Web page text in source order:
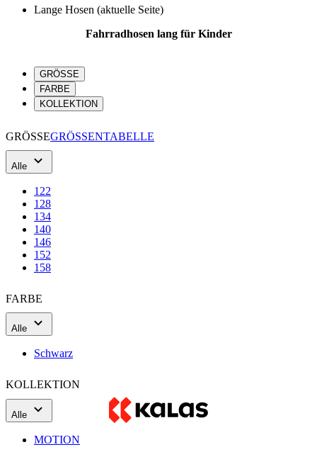
GRÖSSE
GRÖSSEGRÖSSENTABELLE
Alle
122
128
134
152
158
FARBE
Alle
Schwarz
KOLLEKTION
Alle
MOTION
Meistverkauft
Preis aufsteigend